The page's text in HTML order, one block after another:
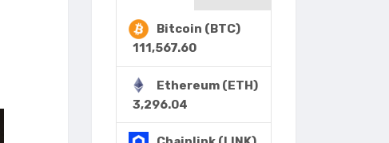
Bitcoin (BTC)
111,567.60
Ethereum (ETH)
3,296.04